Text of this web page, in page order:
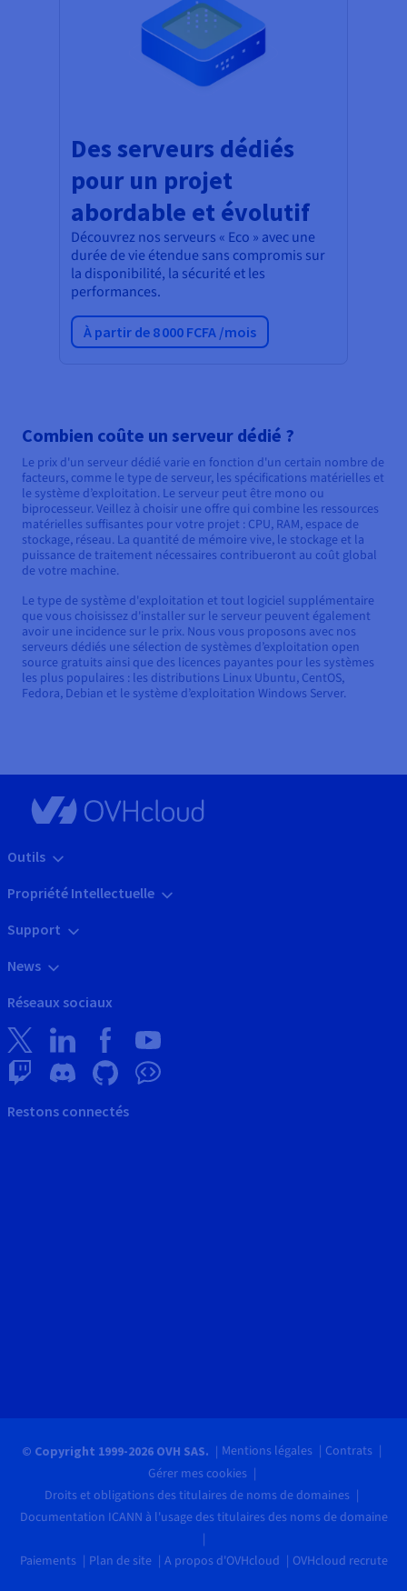
Des serveurs dédiés
pour un projet
abordable et évolutif
Découvrez nos serveurs « Eco » avec une
durée de vie étendue sans compromis sur
la disponibilité, la sécurité et les
performances.
À partir de 8 000 FCFA /mois
Combien coûte un serveur dédié ?
Le prix d'un serveur dédié varie en fonction d'un certain nombre de
facteurs, comme le type de serveur, les spécifications matérielles et
le système d’exploitation. Le serveur peut être mono ou
biprocesseur. Veillez à choisir une offre qui combine les ressources
matérielles suffisantes pour votre projet : CPU, RAM, espace de
stockage, réseau. La quantité de mémoire vive, le stockage et la
puissance de traitement nécessaires contribueront au coût global
de votre machine.
Le type de système d'exploitation et tout logiciel supplémentaire
que vous choisissez d'installer sur le serveur peuvent également
avoir une incidence sur le prix. Nous vous proposons avec nos
serveurs dédiés une sélection de systèmes d’exploitation open
source gratuits ainsi que des licences payantes pour les systèmes
les plus populaires : les distributions Linux Ubuntu, CentOS,
Fedora, Debian et le système d’exploitation Windows Server.
Outils
Propriété Intellectuelle
Support
News
Réseaux sociaux
Restons connectés
© Copyright 1999-2026 OVH SAS. Mentions légales
Contrats
Gérer mes cookies
Droits et obligations des titulaires de noms de domaines
Documentation ICANN à l'usage des titulaires des noms de domaine
Paiements Plan de site A propos d'OVHcloud OVHcloud recrute